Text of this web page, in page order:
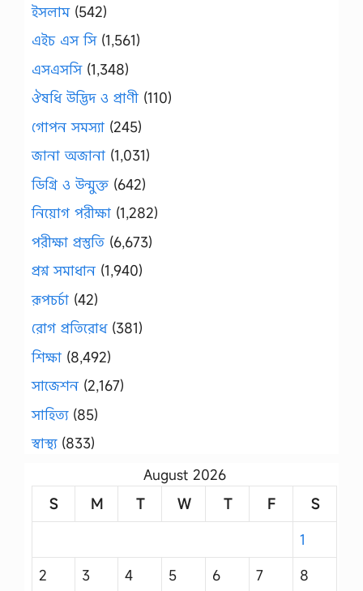
ইসলাম(542)
এইচ এস সি(1,561)
এসএসসি(1,348)
ঔষধি উদ্ভিদ ও প্রাণী (110)
গোপন সমস্যা (245)
জানা অজানা (1,031)
ডিগ্রি ও উন্মুক্ত (642)
নিয়োগ পরীক্ষা (1,282)
পরীক্ষা প্রস্তুতি (6,673)
প্রশ্ন সমাধান (1,940)
রূপচর্চা (42)
রোগ প্রতিরোধ(381)
শিক্ষা (8,492)
সাজেশন (2,167)
সাহিত্য(85)
স্বাস্থ্য(833)
August 2026
S
M T W T F
S
1
2
3 4 5 6 7 8